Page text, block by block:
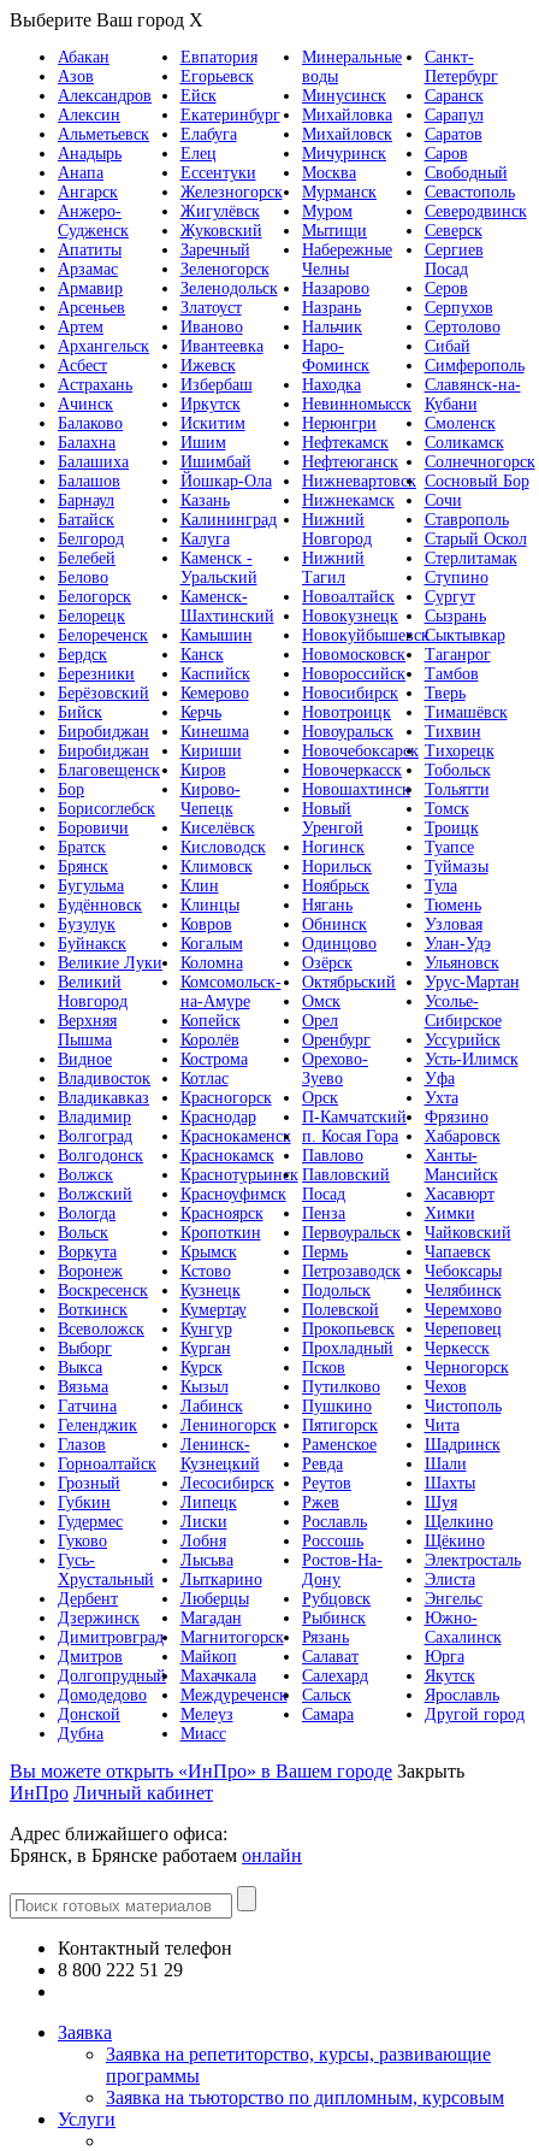
Выберите Ваш город X
Абакан
Азов
Александров
Алексин
Альметьевск
Анадырь
Анапа
Ангарск
Анжеро-
Судженск
Апатиты
Арзамас
Армавир
Арсеньев
Артем
Архангельск
Асбест
Астрахань
Ачинск
Балаково
Балахна
Балашиха
Балашов
Барнаул
Батайск
Белгород
Белебей
Белово
Белогорск
Белорецк
Белореченск
Бердск
Березники
Берёзовский
Бийск
Биробиджан
Биробиджан
Благовещенск
Бор
Борисоглебск
Боровичи
Братск
Брянск
Бугульма
Будённовск
Бузулук
Буйнакск
Великие Луки
Великий
Новгород
Верхняя
Пышма
Видное
Владивосток
Владикавказ
Владимир
Волгоград
Волгодонск
Волжск
Волжский
Вологда
Вольск
Воркута
Воронеж
Воскресенск
Воткинск
Всеволожск
Выборг
Выкса
Вязьма
Гатчина
Геленджик
Глазов
Горноалтайск
Грозный
Губкин
Гудермес
Гуково
Гусь-
Хрустальный
Дербент
Дзержинск
Димитровград
Дмитров
Долгопрудный
Домодедово
Донской
Дубна
Евпатория
Егорьевск
Ейск
Екатеринбург
Елабуга
Елец
Ессентуки
Железногорск
Жигулёвск
Жуковский
Заречный
Зеленогорск
Зеленодольск
Златоуст
Иваново
Ивантеевка
Ижевск
Избербаш
Иркутск
Искитим
Ишим
Ишимбай
Йошкар-Ола
Казань
Калининград
Калуга
Каменск -
Уральский
Каменск-
Шахтинский
Камышин
Канск
Каспийск
Кемерово
Керчь
Кинешма
Кириши
Киров
Кирово-
Чепецк
Киселёвск
Кисловодск
Климовск
Клин
Клинцы
Ковров
Когалым
Коломна
Комсомольск-
на-Амуре
Копейск
Королёв
Кострома
Котлас
Красногорск
Краснодар
Краснокаменск
Краснокамск
Краснотурьинск
Красноуфимск
Красноярск
Кропоткин
Крымск
Кстово
Кузнецк
Кумертау
Кунгур
Курган
Курск
Кызыл
Лабинск
Лениногорск
Ленинск-
Кузнецкий
Лесосибирск
Липецк
Лиски
Лобня
Лысьва
Лыткарино
Люберцы
Магадан
Магнитогорск
Майкоп
Махачкала
Междуреченск
Мелеуз
Миасс
Минеральные
воды
Минусинск
Михайловка
Михайловск
Мичуринск
Москва
Мурманск
Муром
Мытищи
Набережные
Челны
Назарово
Назрань
Нальчик
Наро-
Фоминск
Находка
Невинномысск
Нерюнгри
Нефтекамск
Нефтеюганск
Нижневартовск
Нижнекамск
Нижний
Новгород
Нижний
Тагил
Новоалтайск
Новокузнецк
Новокуйбышевск
Новомосковск
Новороссийск
Новосибирск
Новотроицк
Новоуральск
Новочебоксарск
Новочеркасск
Новошахтинск
Новый
Уренгой
Ногинск
Норильск
Ноябрьск
Нягань
Обнинск
Одинцово
Озёрск
Октябрьский
Омск
Орел
Оренбург
Орехово-
Зуево
Орск
П-Камчатский
п. Косая Гора
Павлово
Павловский
Посад
Пенза
Первоуральск
Пермь
Петрозаводск
Подольск
Полевской
Прокопьевск
Прохладный
Псков
Путилково
Пушкино
Пятигорск
Раменское
Ревда
Реутов
Ржев
Рославль
Россошь
Ростов-На-
Дону
Рубцовск
Рыбинск
Рязань
Салават
Салехард
Сальск
Самара
Санкт-
Петербург
Саранск
Сарапул
Саратов
Саров
Свободный
Севастополь
Северодвинск
Северск
Сергиев
Посад
Серов
Серпухов
Сертолово
Сибай
Симферополь
Славянск-на-
Кубани
Смоленск
Соликамск
Солнечногорск
Сосновый Бор
Сочи
Ставрополь
Старый Оскол
Стерлитамак
Ступино
Сургут
Сызрань
Сыктывкар
Таганрог
Тамбов
Тверь
Тимашёвск
Тихвин
Тихорецк
Тобольск
Тольятти
Томск
Троицк
Туапсе
Туймазы
Тула
Тюмень
Узловая
Улан-Удэ
Ульяновск
Урус-Мартан
Усолье-
Сибирское
Уссурийск
Усть-Илимск
Уфа
Ухта
Фрязино
Хабаровск
Ханты-
Мансийск
Хасавюрт
Химки
Чайковский
Чапаевск
Чебоксары
Челябинск
Черемхово
Череповец
Черкесск
Черногорск
Чехов
Чистополь
Чита
Шадринск
Шали
Шахты
Шуя
Щелкино
Щёкино
Электросталь
Элиста
Энгельс
Южно-
Сахалинск
Юрга
Якутск
Ярославль
Другой город
Вы можете открыть «ИнПро» в Вашем городе Закрыть
ИнПро Личный кабинет
Адрес ближайшего офиса:
Брянск, в Брянске работаем онлайн
Контактный телефон
8 800 222 51 29
Заявка
Заявка на репетиторство, курсы, развивающие
программы
Заявка на тьюторство по дипломным, курсовым
Услуги